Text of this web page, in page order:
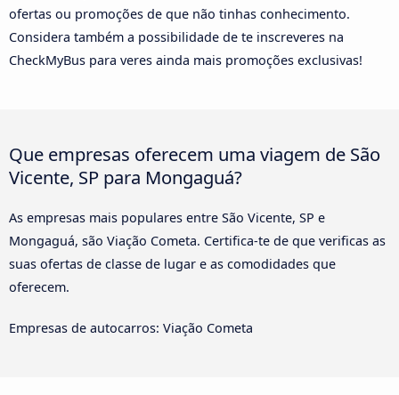
ofertas ou promoções de que não tinhas conhecimento.
Considera também a possibilidade de te inscreveres na
CheckMyBus para veres ainda mais promoções exclusivas!
Que empresas oferecem uma viagem de São
Vicente, SP para Mongaguá?
As empresas mais populares entre São Vicente, SP e
Mongaguá, são Viação Cometa. Certifica-te de que verificas as
suas ofertas de classe de lugar e as comodidades que
oferecem.
Empresas de autocarros: Viação Cometa